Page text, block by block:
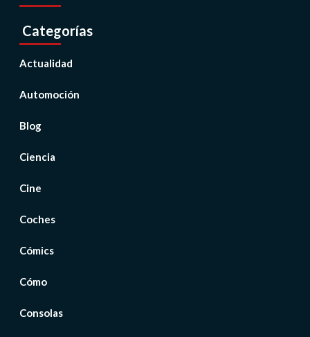
Categorías
Actualidad
Automoción
Blog
Ciencia
Cine
Coches
Cómics
Cómo
Consolas